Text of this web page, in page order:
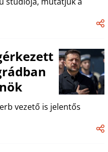
vezető is jelentős